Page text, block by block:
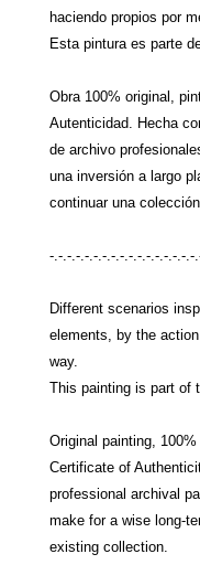
haciendo propios por
Esta pintura es parte
Obra 100% original,
Autenticidad. Hecha
de archivo
una inversión a largo
continuar una
-.-.-.-.-.-.-.-.-.-.-.-.-.-.-.-.-
Different scenarios
elements, by the
way.
This painting is part of
Original painting,
Certificate of
professional archival
make for a wise long-
existing collection.